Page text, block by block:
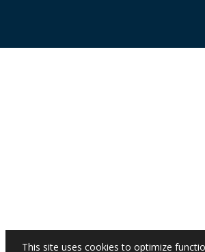
This site uses cookies to optimize